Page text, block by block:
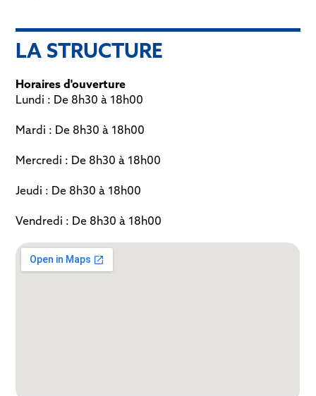
LA STRUCTURE
Horaires d'ouverture
Lundi : De 8h30 à 18h00
Mardi : De 8h30 à 18h00
Mercredi : De 8h30 à 18h00
Jeudi : De 8h30 à 18h00
Vendredi : De 8h30 à 18h00